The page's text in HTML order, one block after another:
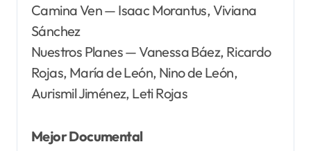
Camina Ven — Isaac Morantus, Viviana
Sánchez
Nuestros Planes — Vanessa Báez, Ricardo
Rojas, María de León, Nino de León,
Aurismil Jiménez, Leti Rojas
Mejor Documental